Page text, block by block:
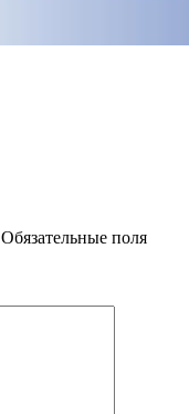
Обязательные поля